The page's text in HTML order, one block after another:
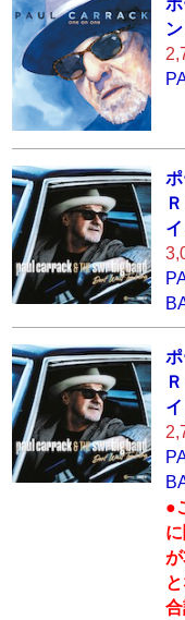
ン
Ｒ
イ
Ｒ
イ
●